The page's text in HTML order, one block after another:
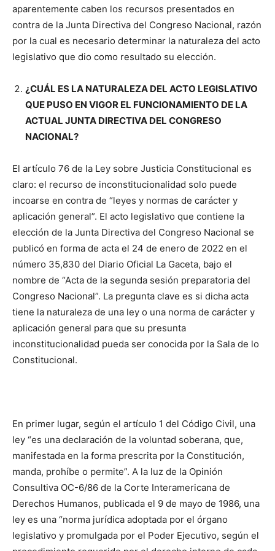
aparentemente caben los recursos presentados en
contra de la Junta Directiva del Congreso Nacional, razón
por la cual es necesario determinar la naturaleza del acto
legislativo que dio como resultado su elección.
¿CUÁL ES LA NATURALEZA DEL ACTO LEGISLATIVO
QUE PUSO EN VIGOR EL FUNCIONAMIENTO DE LA
ACTUAL JUNTA DIRECTIVA DEL CONGRESO
NACIONAL?
El artículo 76 de la Ley sobre Justicia Constitucional es
claro: el recurso de inconstitucionalidad solo puede
incoarse en contra de “leyes y normas de carácter y
aplicación general”. El acto legislativo que contiene la
elección de la Junta Directiva del Congreso Nacional se
publicó en forma de acta el 24 de enero de 2022 en el
número 35,830 del Diario Oficial La Gaceta, bajo el
nombre de “Acta de la segunda sesión preparatoria del
Congreso Nacional”. La pregunta clave es si dicha acta
tiene la naturaleza de una ley o una norma de carácter y
aplicación general para que su presunta
inconstitucionalidad pueda ser conocida por la Sala de lo
Constitucional.
En primer lugar, según el artículo 1 del Código Civil, una
ley “es una declaración de la voluntad soberana, que,
manifestada en la forma prescrita por la Constitución,
manda, prohíbe o permite”. A la luz de la Opinión
Consultiva OC-6/86 de la Corte Interamericana de
Derechos Humanos, publicada el 9 de mayo de 1986, una
ley es una “norma jurídica adoptada por el órgano
legislativo y promulgada por el Poder Ejecutivo, según el